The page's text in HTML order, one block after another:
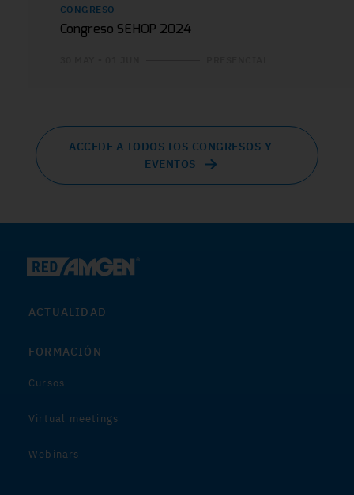
CONGRESO
Congreso SEHOP 2024
ACCEDE A TODOS LOS CONGRESOS Y
EVENTOS
ACTUALIDAD
FORMACIÓN
Cursos
Virtual meetings
Webinars